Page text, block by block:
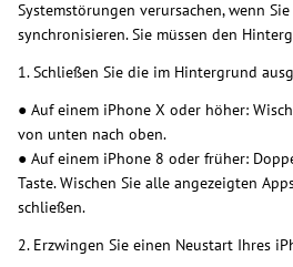
Systemstörungen verursachen, wenn
synchronisieren. Sie müssen den
1. Schließen Sie die im Hintergrund
● Auf einem iPhone X oder höher:
von unten nach oben.
● Auf einem iPhone 8 oder früher:
Taste. Wischen Sie alle angezeigten
schließen.
2. Erzwingen Sie einen Neustart Ihres